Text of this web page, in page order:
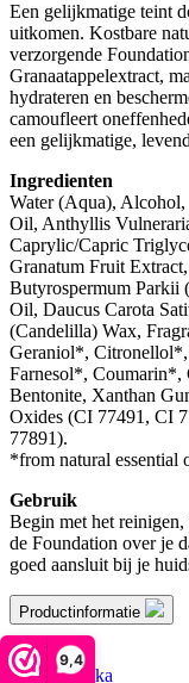
9,4
Een gelijkmatige teint
uitkomen. Kostbare
verzorgende
Granaatappelextract,
hydrateren en
camoufleert
een gelijkmatige,
Ingredienten
Water (Aqua), Alcohol,
Oil, Anthyllis
Caprylic/Capric
Granatum Fruit
Butyrospermum Parkii
Oil, Daucus Carota
(Candelilla) Wax,
Geraniol*,
Farnesol*,
Bentonite, Xanthan
Oxides (CI 77491, CI
77891).
*from natural essential
Gebruik
Begin met het
de Foundation over je
goed aansluit bij je
Productinformatie
merk
Dr. Hauschka